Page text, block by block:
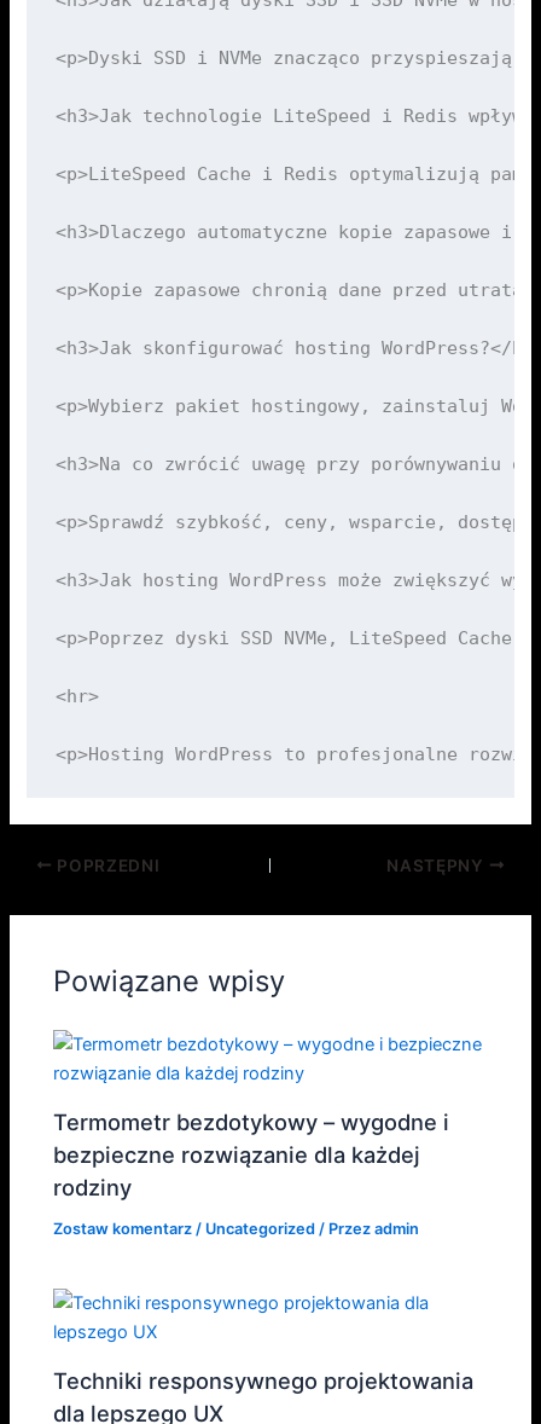
POPRZEDNI NASTĘPNY
Powiązane wpisy
Termometr bezdotykowy – wygodne i
bezpieczne rozwiązanie dla każdej
rodziny
Zostaw komentarz / Uncategorized / Przezadmin
Techniki responsywnego projektowania
dla lepszego UX